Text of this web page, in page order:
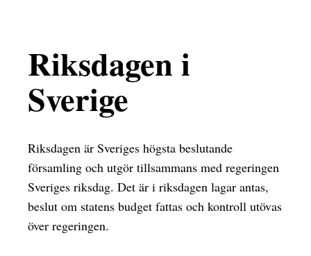
Riksdagen i
Sverige
Riksdagen är Sveriges högsta beslutande
församling och utgör tillsammans med regeringen
Sveriges riksdag. Det är i riksdagen lagar antas,
beslut om statens budget fattas och kontroll utövas
över regeringen.